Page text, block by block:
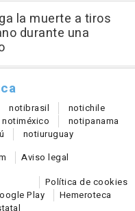
la muerte a tiros
durante una
notibrasil notichile
notiméxico notipanama
notiuruguay
Aviso legal
Política de cookies
Play
Hemeroteca